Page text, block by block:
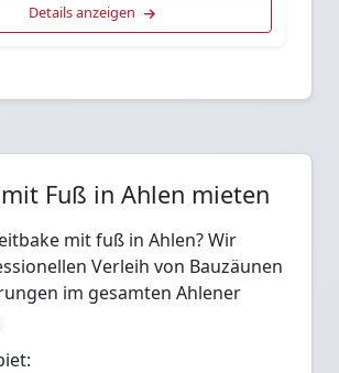
Details anzeigen
Fuß in Ahlen mieten
mit fuß in Ahlen? Wir
Verleih von Bauzäunen
im gesamten Ahlener